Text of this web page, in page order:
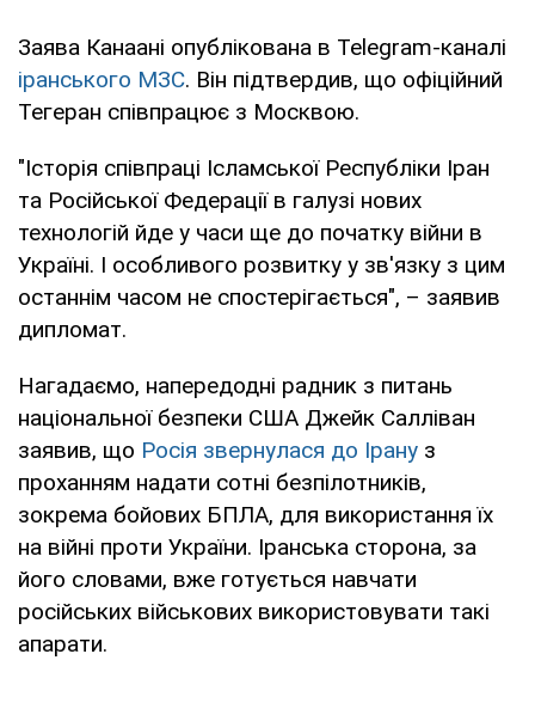
Заява Канаані опублікована в Telegram-каналі
іранського МЗС. Він підтвердив, що офіційний
Тегеран співпрацює з Москвою.
"Історія співпраці Ісламської Республіки Іран
та Російської Федерації в галузі нових
технологій йде у часи ще до початку війни в
Україні. І особливого розвитку у зв'язку з цим
останнім часом не спостерігається", – заявив
дипломат.
Нагадаємо, напередодні радник з питань
національної безпеки США Джейк Салліван
заявив, що Росія звернулася до Ірану з
проханням надати сотні безпілотників,
зокрема бойових БПЛА, для використання їх
на війні проти України. Іранська сторона, за
його словами, вже готується навчати
російських військових використовувати такі
апарати.